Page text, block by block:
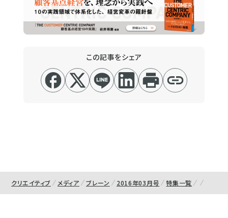
この記事をシェア
クリエイティブ メディア ブレーン 2016年03月号 特集一覧